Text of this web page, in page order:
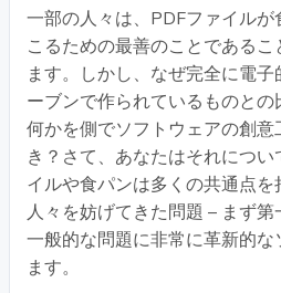
一部の人々は、PDFファイル
こるための最善のことである
ます。しかし、なぜ完全に電
ーブンで作られているものと
何かを側でソフトウェアの創
き？さて、あなたはそれにつ
イルや食パンは多くの共通点を
人々を妨げてきた問題 – まず第
一般的な問題に非常に革新的
ます。